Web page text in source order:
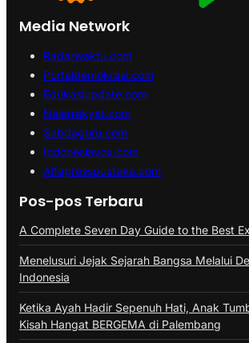
Media Network
Radarwaktu.com
Portaldemokrasi.com
Edukasiupdate.com
Nalarrakyat.com
Sabdaguru.com
Indonesiavox.com
Alfapresspustaka.com
Pos-pos Terbaru
A Complete Seven Day Guide to the Best
Menelusuri Jejak Sejarah Bangsa Melalui
Indonesia
Ketika Ayah Hadir Sepenuh Hati, Anak
Kisah Hangat BERGEMA di Palembang